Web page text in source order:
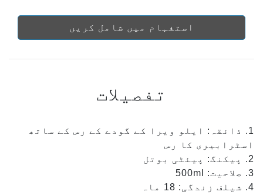
استفہام میں شامل کریں
تفصیلات
1. ذائقہ: ایلو ویرا کے گودے کے رس کے ساتھ
اسٹرابیری کا رس
2. پیکنگ: پیئٹی بوتل
3. صلاحیت: 500ml
4. شیلف زندگی: 18 ماہ